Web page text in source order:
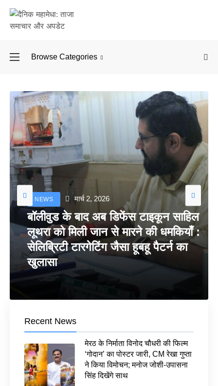
Browse Categories
NEWS मार्च 2, 2026
बॉलीवुड के बाद अब डिफेंस टाइकून साहिल
लूथरा को मिली जान से मारने की धमकियाँ :
सेलिब्रिटी टारगेटिंग जैसा हूबहू पैटर्न का
खुलासा
Recent News
मेरठ के निर्माता विनोद चौधरी की फिल्म
‘गोदान’ का पोस्टर जारी, CM रेखा गुप्ता
ने किया विमोचन; मनोज जोशी-उपासना
सिंह दिखेंगे साथ